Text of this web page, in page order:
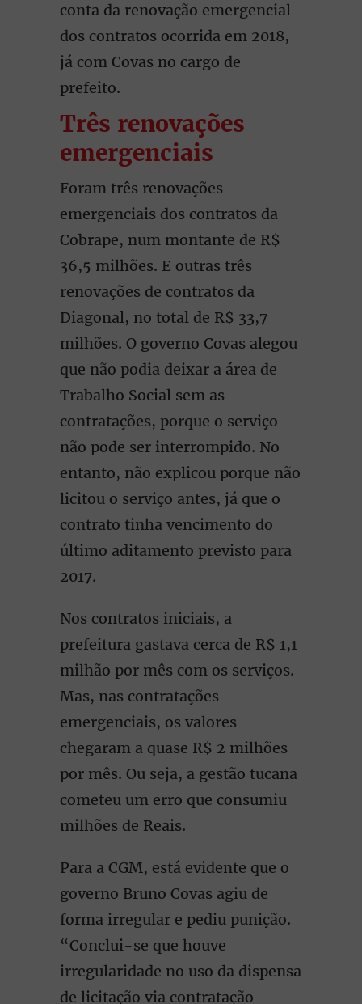
conta da renovação emergencial
dos contratos ocorrida em 2018,
já com Covas no cargo de
prefeito.
Três renovações
emergenciais
Foram três renovações
emergenciais dos contratos da
Cobrape, num montante de R$
36,5 milhões. E outras três
renovações de contratos da
Diagonal, no total de R$ 33,7
milhões. O governo Covas alegou
que não podia deixar a área de
Trabalho Social sem as
contratações, porque o serviço
não pode ser interrompido. No
entanto, não explicou porque não
licitou o serviço antes, já que o
contrato tinha vencimento do
último aditamento previsto para
2017.
Nos contratos iniciais, a
prefeitura gastava cerca de R$ 1,1
milhão por mês com os serviços.
Mas, nas contratações
emergenciais, os valores
chegaram a quase R$ 2 milhões
por mês. Ou seja, a gestão tucana
cometeu um erro que consumiu
milhões de Reais.
Para a CGM, está evidente que o
governo Bruno Covas agiu de
forma irregular e pediu punição.
“Conclui-se que houve
irregularidade no uso da dispensa
de licitação via contratação